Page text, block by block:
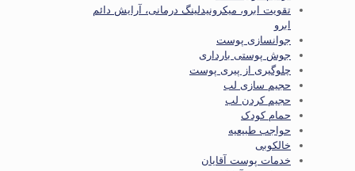
تقویت ابرو، میکرونیدلینگ درمانی، آرایش دائم
ابرو
جوانسازی پوست
جوش پوستی بارداری
چلوگیری از پیری پوست
حجیم سازی لب
حجیم کردن لب
حمام کودک
حواجب طبیعیه
خالکوبی
خدمات پوست آقایان